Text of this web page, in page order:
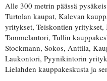
Alle 300 metrin päässä
Turtolan kaupat, Kalevan
yritykset, Teiskontien
Tammelantori, Tullin
Stockmann, Sokos, Anttila,
Laukontori, Pyynikintorin
Lielahden kauppakeskusta ja